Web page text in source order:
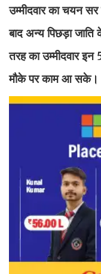
उम्मीदवार का चयन सर
बाद अन्य पिछड़ा
तरह का उम्मीदवार
मौके पर काम आ सके।